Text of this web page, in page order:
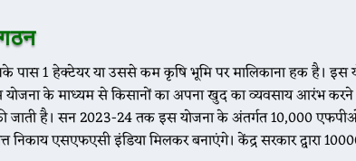
पास 1 हेक्टेयर या उससे कम कृषि भूमि पर मालिकाना हक है। इस
योजना के माध्यम से किसानों का अपना खुद का व्यवसाय आरंभ
जाती है। सन 2023-24 तक इस योजना के अंतर्गत 10,000
निकाय एसएफएसी इंडिया मिलकर बनाएंगे। केंद्र सरकार द्वारा